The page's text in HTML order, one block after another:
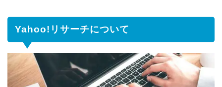
の
種
1.1.1 リ
サー
Yahoo!リサーチについて